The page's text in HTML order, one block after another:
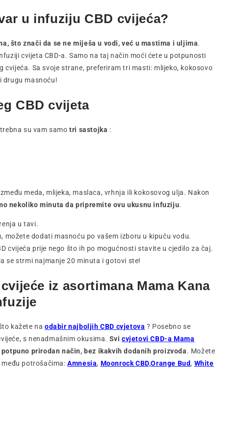
u infuziju CBD cvijeća?
što znači da se ne miješa u vodi, već u mastima i uljima.
cvijeta CBD-a. Samo na taj način moći ćete u potpunosti
cvijeća. Sa svoje strane, preferiram tri masti: mlijeko, kokosovo
drugu masnoću!
CBD cvijeta
su vam samotri sastojka :
meda, mlijeka, maslaca, vrhnja ili kokosovog ulja. Nakon
nekoliko minuta da pripremite ovu ukusnu infuziju.
u tavi.
možete dodati masnoću po vašem izboru u kipuću vodu.
cvijeća prije nego što ih po mogućnosti stavite u cjedilo za čaj.
se strmi najmanje 20 minuta i gotovi ste!
iz asortimana Mama Kana
kažete naodabir najboljih CBD cvjetova ? Posebno se
s nenadmašnim okusima. Svicvjetovi CBD-a Mama
prirodan način, bez ikakvih dodanih proizvoda. Možete
među potrošačima:Amnesia, Moonrock CBD,Orange Bud, White